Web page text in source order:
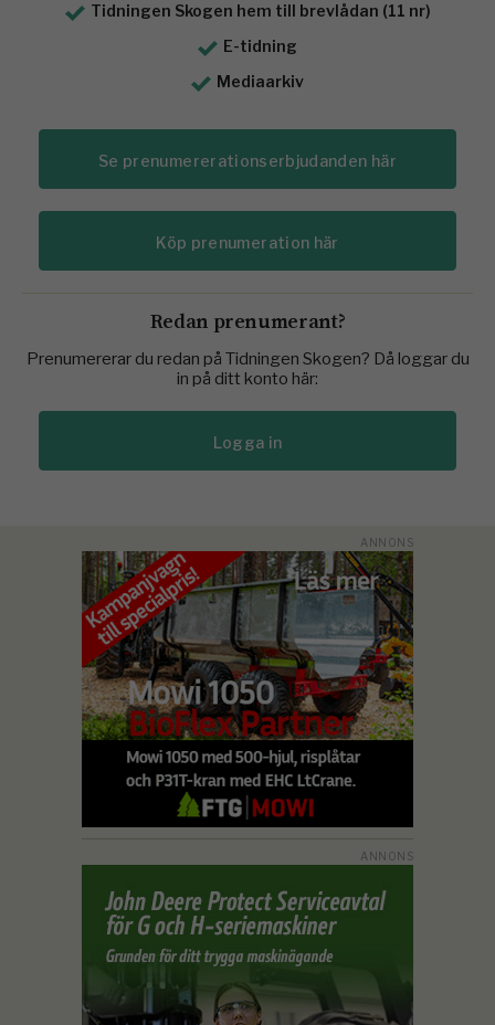
Tidningen Skogen hem till brevlådan (11 nr)
E-tidning
Mediaarkiv
Se prenumererationserbjudanden här
Köp prenumeration här
Redan prenumerant?
Prenumererar du redan på Tidningen Skogen? Då loggar du
in på ditt konto här:
Logga in